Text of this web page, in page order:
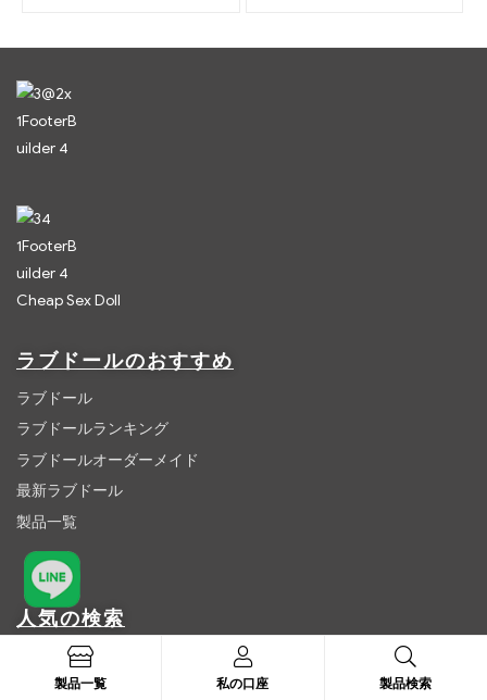
Cheap Sex Doll
ラブドールのおすすめ
ラブドール
ラブドールランキング
ラブドールオーダーメイド
最新ラブドール
製品一覧
人気の検索
ダッチワイフ
リアルドール
製品一覧 私の口座 製品検索